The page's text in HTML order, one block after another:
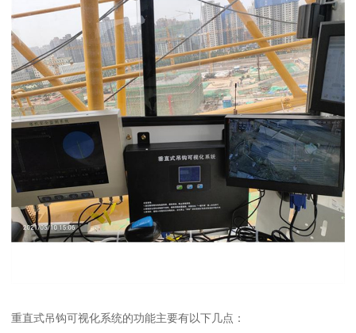
重直式吊钩可视化系统的功能主要有以下几点：